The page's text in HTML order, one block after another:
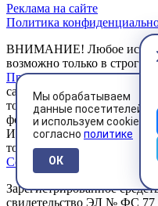
Мы обрабатываем
данные посетителей
и используем cookies
согласно политике
ОК
Реклама на сайте
Политика
ВНИМАНИЕ! Любое
возможно только в строгом
Правилами. Любое
сайта и их публикация в
только на основании
форме.
Использование
только на условиях,
Соглашением
Зарегистрированное
свидетельство ЭЛ № ФС 77